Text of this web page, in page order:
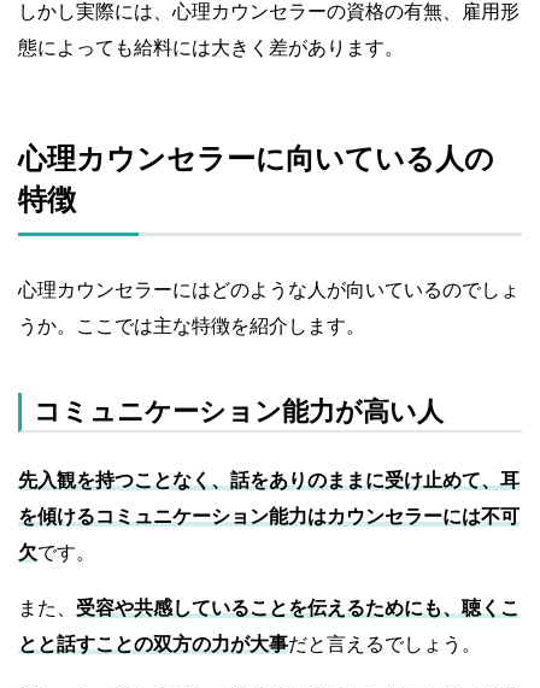
しかし実際には、心理カウンセラーの資格の有無、雇用形
態によっても給料には大きく差があります。
心理カウンセラーに向いている人の
特徴
心理カウンセラーにはどのような人が向いているのでしょ
うか。ここでは主な特徴を紹介します。
コミュニケーション能力が高い人
先入観を持つことなく、話をありのままに受け止めて、耳
を傾けるコミュニケーション能力はカウンセラーには不可
欠です。
また、 受容や共感していることを伝えるためにも、聴くこ
とと話すことの双方の力が大事だと言えるでしょう。